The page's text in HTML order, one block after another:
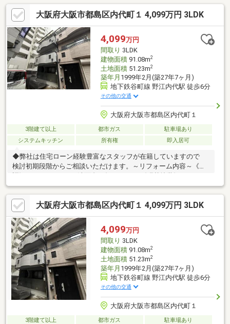
にお住まいいただけます充実のリフォームを実施。駐車スペース
付きで即入居可能。通勤・通学はもちろん、子育て世帯にもおす
すめの一邸です。
大阪府大阪市都島区内代町１ 4,099万円 3LDK
4,099万円
間取り 3LDK
建物面積91.08m2
土地面積51.23m2
築年月 1999年2月(築27年7ヶ月)
地下鉄谷町線 野江内代駅 徒歩6分
その他の交通
大阪府大阪市都島区内代町１
3階建て以上 都市ガス
駐車場あり
システムキッチン
所有権 即入居可
◆弊社は住宅ローン経験豊富なスタッフが在籍していますので
検討初期段階からご相談いただけます。～リフォーム内容～《新
ローリング/浴室LDK拡張工事、ハウスクリーニングも行っており
ます☆新築気分が味わえる暮らしはいかがでしょうか♪・現在空
家につき即日内覧可能+即引き渡し可能物件・ファミリー向け収
納豊富な3LDK・生活至便で人気エリア◆◆◆不動産のことなら
株式会社ジノベーションへ◆◆◆住まい探しはもちろん相続相談
などもお任せください!!06-4309-8878までお問い合わせお待ちして
おります。
大阪府大阪市都島区内代町１ 4,099万円 3LDK
4,099万円
間取り 3LDK
建物面積91.08m2
土地面積51.23m2
築年月 1999年2月(築27年7ヶ月)
地下鉄谷町線 野江内代駅 徒歩6分
その他の交通
大阪府大阪市都島区内代町１
3階建て以上 都市ガス
駐車場あり